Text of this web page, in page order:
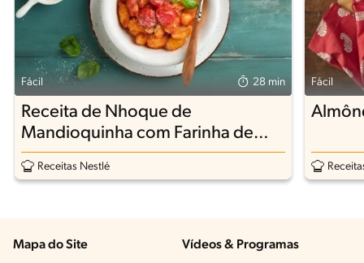
Fácil 28 min
Receita de Nhoque de
Mandioquinha com Farinha de
Aveia
Receitas Nestlé
Fácil
Mapa do Site Vídeos & Programas​